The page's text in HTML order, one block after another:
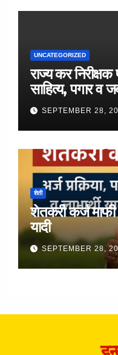
UNCATEGORIZED
राज्य कर
साहित्य, पगार व
SEPTEMBER 28,
शेती
शेतकरी कर्ज
यादी
SEPTEMBER 28,